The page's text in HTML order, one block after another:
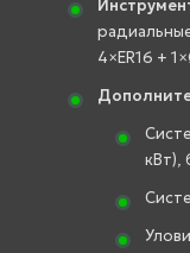
радиальные
4×ER16 +
кВт),